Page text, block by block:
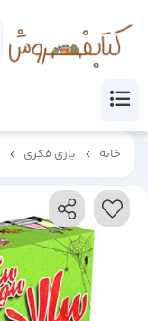
خانه بازی فکری